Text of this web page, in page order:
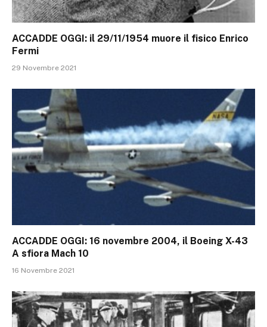
ACCADDE OGGI: il 29/11/1954 muore il fisico Enrico
Fermi
29 Novembre 2021
ACCADDE OGGI: 16 novembre 2004, il Boeing X-43
A sfiora Mach 10
16 Novembre 2021